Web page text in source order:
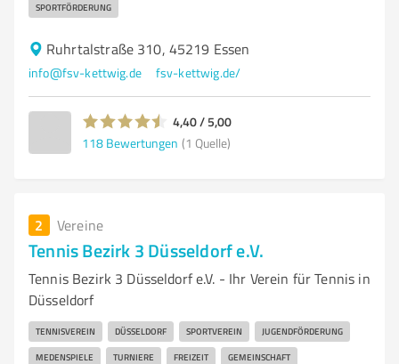
SPORTFÖRDERUNG
Ruhrtalstraße 310, 45219 Essen
info@fsv-kettwig.de fsv-kettwig.de/
4,40 / 5,00
118 Bewertungen (1 Quelle)
2 Vereine
Tennis Bezirk 3 Düsseldorf e.V.
Tennis Bezirk 3 Düsseldorf e.V. - Ihr Verein für Tennis in
Düsseldorf
TENNISVEREIN DÜSSELDORF SPORTVEREIN JUGENDFÖRDERUNG
MEDENSPIELE TURNIERE FREIZEIT GEMEINSCHAFT